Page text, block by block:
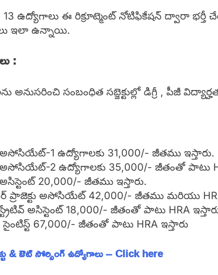
ఉద్యోగాలు ఈ రిక్రూట్మెంట్ నోటిఫికేషన్ ద్వారా భర్తీ
ఇలా ఉన్నాయి.
:
అనుసరించి సంబంధిత సబ్జెక్టుల్లో డిగ్రీ , పీజీ
అసోసియేట్-1 ఉద్యోగాలకు 31,000/- జీతము ఇస్తారు.
అసోసియేట్-2 ఉద్యోగాలకు 35,000/- జీతంతో పాటు
అసిస్టెంట్ 20,000/- జీతము ఇస్తారు.
ప్రాజెక్టు అసోసియేట్ 42,000/- జీతము మరియు
అసిస్టెంట్ 18,000/- జీతంతో పాటు HRA
సైంటిస్ట్ 67,000/- జీతంతో పాటు HRA ఇస్తారు
& ఔట్ సోర్సింగ్ ఉద్యోగాలు – Click here